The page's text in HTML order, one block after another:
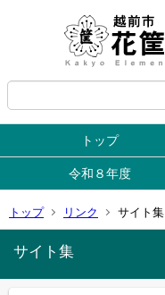
トップ
令和８年度
トップ リンク サイト集
サイト集